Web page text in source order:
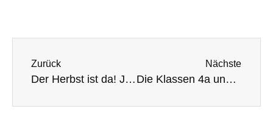
Zurück
Der Herbst ist da! Jahreszeitensingen in der Regenbogenschule
Nächste
Die Klassen 4a und 4b fahren auf Klassenfahrt ins winterliche Sauerland